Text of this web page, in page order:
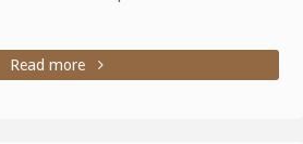
Read more